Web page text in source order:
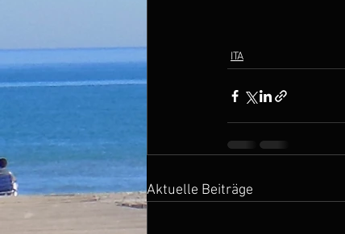
ITA
Aktuelle Beiträge